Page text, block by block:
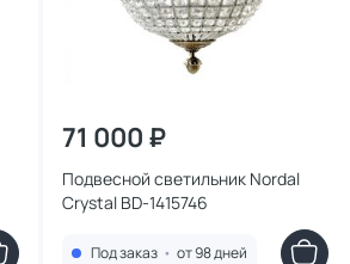
71 000 ₽
Подвесной светильник Nordal
Crystal BD-1415746
Под заказ • от 98 дней